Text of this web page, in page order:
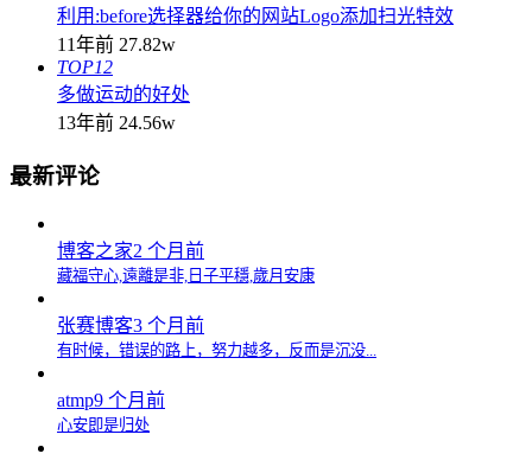
利用:before选择器给你的网站Logo添加扫光特效
11年前 27.82w
TOP12
多做运动的好处
13年前 24.56w
最新评论
博客之家2 个月前
藏福守心,遠離是非,日子平穩,歲月安康
张赛博客3 个月前
有时候，错误的路上，努力越多，反而是沉没...
atmp9 个月前
心安即是归处